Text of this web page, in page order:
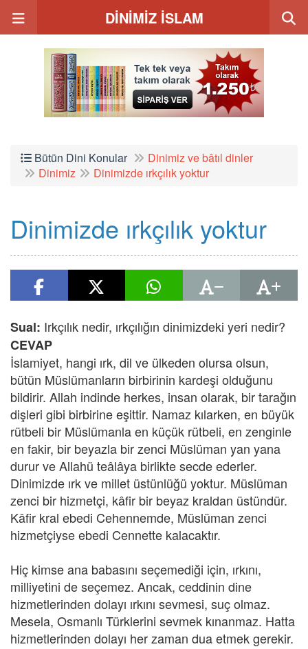
DİNİMİZ İSLAM
Bütün Dini Konular
Dinimiz ve bâtıl dinler
Dinimiz
Dinimizde ırkçılık yoktur
Dinimizde ırkçılık yoktur
Sual: Irkçılık nedir, ırkçılığın dinimizdeki yeri nedir?
CEVAP
İslamiyet, hangi ırk, dil ve ülkeden olursa olsun,
bütün Müslümanların birbirinin kardeşi olduğunu
bildirir. Allah indinde herkes, insan olarak, bir tarağın
dişleri gibi birbirine eşittir. Namaz kılarken, en büyük
rütbeli bir Müslümanla en küçük rütbeli, en zenginle
en fakir, bir beyazla bir zenci Müslüman yan yana
durur ve Allahü teâlâya birlikte secde ederler.
Dinimizde ırk ve millet üstünlüğü yoktur. Müslüman
zenci bir hizmetçi, kâfir bir beyaz kraldan üstündür.
Kâfir kral ebedi Cehennemde, Müslüman zenci
hizmetçiyse ebedi Cennette kalacaktır.
Hiç kimse ana babasını seçemediği için, ırkını,
milliyetini de seçemez. Ancak, ceddinin dine
hizmetlerinden dolayı ırkını sevmesi, suç olmaz.
Mesela, Osmanlı Türklerini sevmek kınanmaz. Hatta
hizmetlerinden dolayı her zaman dua etmek gerekir.